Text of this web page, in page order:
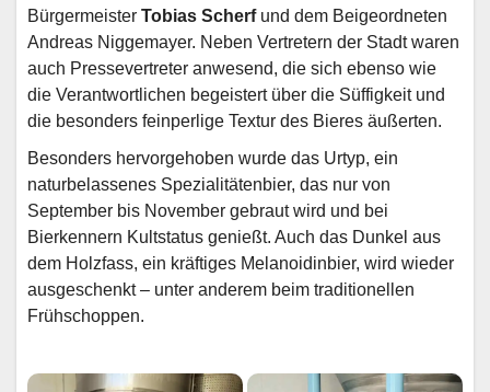
Bürgermeister Tobias Scherfund dem Beigeordneten
Andreas Niggemayer. Neben Vertretern der Stadt waren
auch Pressevertreter anwesend, die sich ebenso wie
die Verantwortlichen begeistert über die Süffigkeit und
die besonders feinperlige Textur des Bieres äußerten.
Besonders hervorgehoben wurde das Urtyp, ein
naturbelassenes Spezialitätenbier, das nur von
September bis November gebraut wird und bei
Bierkennern Kultstatus genießt. Auch das Dunkel aus
dem Holzfass, ein kräftiges Melanoidinbier, wird wieder
ausgeschenkt – unter anderem beim traditionellen
Frühschoppen.